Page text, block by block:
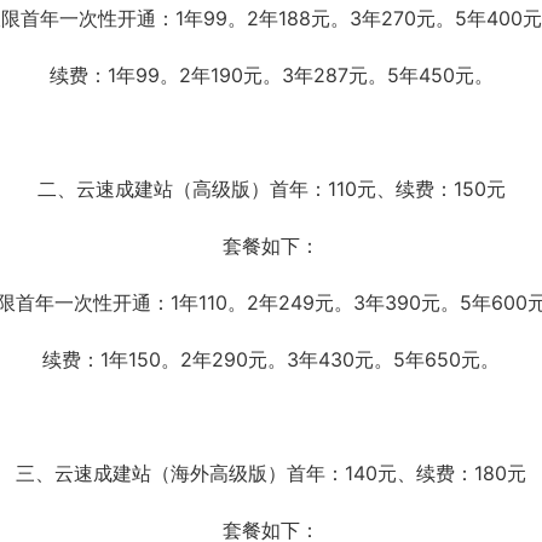
首年一次性开通：1年99。2年188元。3年270元。5年400元
续费：1年99。2年190元。3年287元。5年450元。
二、云速成建站（高级版）首年：110元、续费：150元
套餐如下：
首年一次性开通：1年110。2年249元。3年390元。5年600元
续费：1年150。2年290元。3年430元。5年650元。
三、云速成建站（海外高级版）首年：140元、续费：180元
套餐如下：